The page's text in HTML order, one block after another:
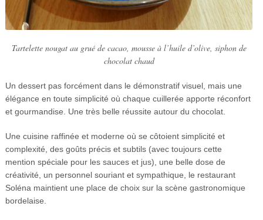
Tartelette nougat au grué de cacao, mousse à l’huile d’olive, siphon de
chocolat chaud
Un dessert pas forcément dans le démonstratif visuel, mais une
élégance en toute simplicité où chaque cuillerée apporte réconfort
et gourmandise. Une très belle réussite autour du chocolat.
Une cuisine raffinée et moderne où se côtoient simplicité et
complexité, des goûts précis et subtils (avec toujours cette
mention spéciale pour les sauces et jus), une belle dose de
créativité, un personnel souriant et sympathique, le restaurant
Soléna maintient une place de choix sur la scène gastronomique
bordelaise.